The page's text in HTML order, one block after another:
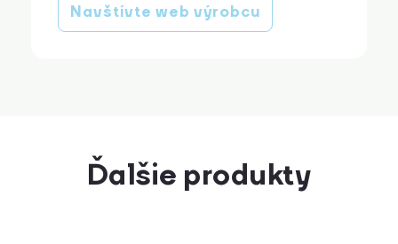
Navštívte web výrobcu
Ďalšie produkty